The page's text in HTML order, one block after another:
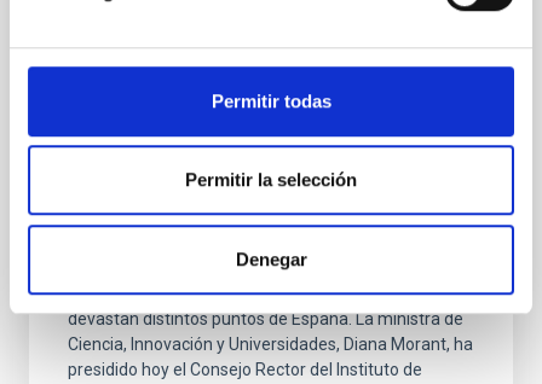
Permitir todas
Permitir la selección
Denegar
del IAC, donde destaca que el Gobierno de
España aportará 3,5 M€ extraordinarios en
2026 para su actividad
este año la acreditación como Centro de Excelencia
Severo Ochoa para el periodo 2026-2029, el mayor
reconocimiento científico que puede recibir un centro
de investigación en España. Morant ha destacado
conocimiento científico fundamental en la lucha
contra los incendios como los que estos días
devastan distintos puntos de España. La ministra de
Ciencia, Innovación y Universidades, Diana Morant, ha
presidido hoy el Consejo Rector del Instituto de